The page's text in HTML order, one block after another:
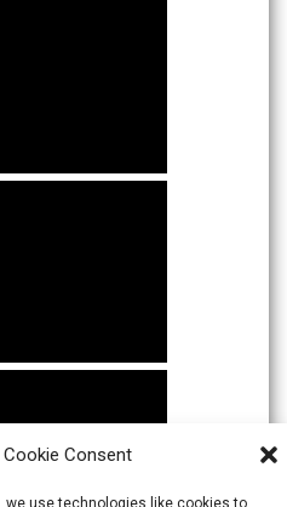
Cookie Consent
we use technologies like cookies to